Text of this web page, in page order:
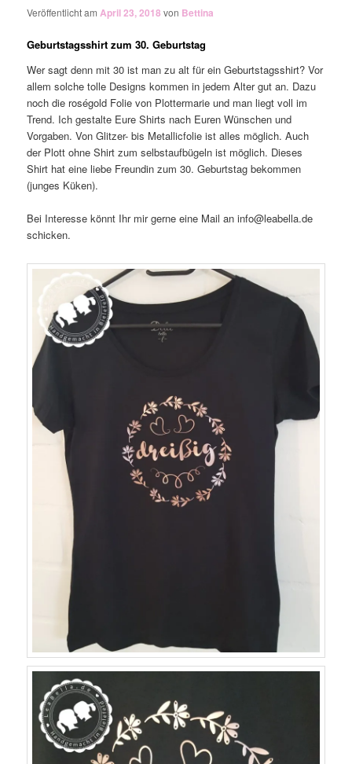
Veröffentlicht am April 23, 2018 von Bettina
Geburtstagsshirt zum 30. Geburtstag
Wer sagt denn mit 30 ist man zu alt für ein Geburtstagsshirt? Vor
allem solche tolle Designs kommen in jedem Alter gut an. Dazu
noch die roségold Folie von Plottermarie und man liegt voll im
Trend. Ich gestalte Eure Shirts nach Euren Wünschen und
Vorgaben. Von Glitzer- bis Metallicfolie ist alles möglich. Auch
der Plott ohne Shirt zum selbstaufbügeln ist möglich. Dieses
Shirt hat eine liebe Freundin zum 30. Geburtstag bekommen
(junges Küken).
Bei Interesse könnt Ihr mir gerne eine Mail an info@leabella.de
schicken.